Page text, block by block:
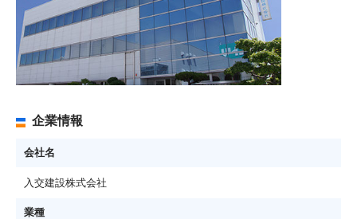
企業情報
会社名
入交建設株式会社
業種